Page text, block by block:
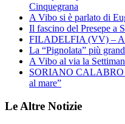
Cinquegrana
A Vibo si è parlato di
Il fascino del Presepe a
FILADELFIA (VV) – A
La “Pignolata” più
A Vibo al via la
SORIANO CALABRO
al mare”
Le Altre Notizie